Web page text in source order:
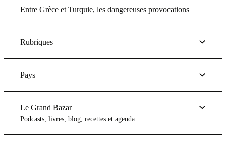
Entre Grèce et Turquie, les dangereuses provocations
Rubriques
Pays
Le Grand Bazar
Podcasts, livres, blog, recettes et agenda